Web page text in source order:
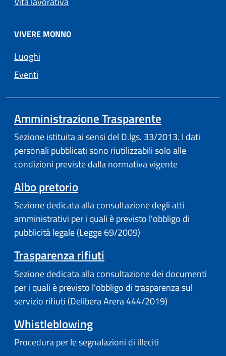
VIVERE MONNO
Luoghi
Eventi
Amministrazione Trasparente
Sezione istituita ai sensi del D.lgs. 33/2013. I dati
personali pubblicati sono riutilizzabili solo alle
condizioni previste dalla normativa vigente
Albo pretorio
Sezione dedicata alla consultazione degli atti
amministrativi per i quali è previsto l'obbligo di
pubblicità legale (Legge 69/2009)
Trasparenza rifiuti
Sezione dedicata alla consultazione dei documenti
per i quali è previsto l'obbligo di trasparenza sul
servizio rifiuti (Delibera Arera 444/2019)
Whistleblowing
Procedura per le segnalazioni di illeciti